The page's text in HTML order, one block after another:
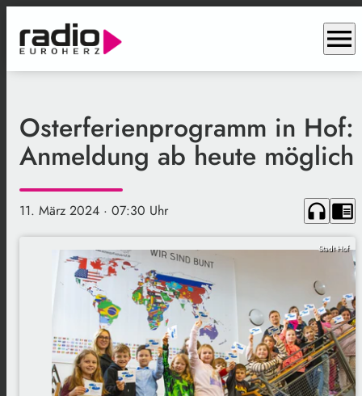
menu
Osterferienprogramm in Hof:
Anmeldung ab heute möglich
11. März 2024 · 07:30 Uhr headphones chrome_reader_mode
Stadt Hof